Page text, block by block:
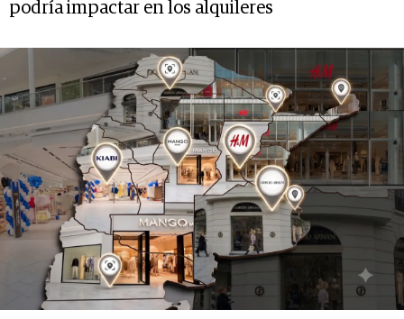
podría impactar en los alquileres